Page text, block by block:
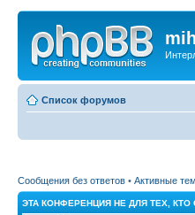
Список форумов
Сообщения без ответов • Активные
ЭТА КОНФЕРЕНЦИЯ НЕ ДЛЯ ТЕХ,